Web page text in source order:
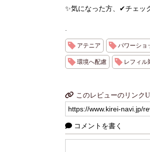
✨気になった方、✔チェッ
.
アテニア パワーショ
環境へ配慮 レフィル
このレビューのリンク
コメントを書く